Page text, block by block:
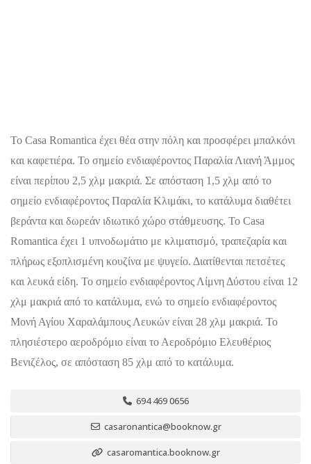
Το Casa Romantica έχει θέα στην πόλη και προσφέρει μπαλκόνι
και καφετιέρα. Το σημείο ενδιαφέροντος Παραλία Λιανή Άμμος
είναι περίπου 2,5 χλμ μακριά. Σε απόσταση 1,5 χλμ από το
σημείο ενδιαφέροντος Παραλία Κλιμάκι, το κατάλυμα διαθέτει
βεράντα και δωρεάν ιδιωτικό χώρο στάθμευσης. Το Casa
Romantica έχει 1 υπνοδωμάτιο με κλιματισμό, τραπεζαρία και
πλήρως εξοπλισμένη κουζίνα με ψυγείο. Διατίθενται πετσέτες
και λευκά είδη. Το σημείο ενδιαφέροντος Λίμνη Δύστου είναι 12
χλμ μακριά από το κατάλυμα, ενώ το σημείο ενδιαφέροντος
Μονή Αγίου Χαραλάμπους Λευκών είναι 28 χλμ μακριά. Το
πλησιέστερο αεροδρόμιο είναι το Αεροδρόμιο Ελευθέριος
Βενιζέλος, σε απόσταση 85 χλμ από το κατάλυμα.
694 469 0656
casaronantica@booknow.gr
casaromantica.booknow.gr